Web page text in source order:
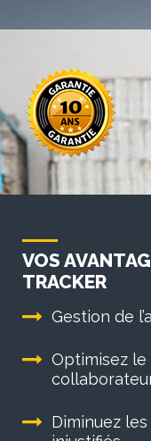
VOS
TRACKER
Gestion de
Optimisez
Diminuez